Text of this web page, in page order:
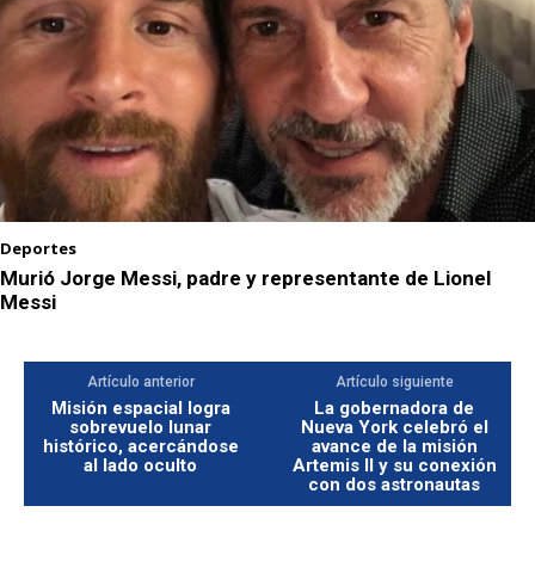
Deportes
Murió Jorge Messi, padre y representante de Lionel
Messi
Artículo anterior
Misión espacial logra
sobrevuelo lunar
histórico, acercándose
al lado oculto
Artículo siguiente
La gobernadora de
Nueva York celebró el
avance de la misión
Artemis II y su conexión
con dos astronautas